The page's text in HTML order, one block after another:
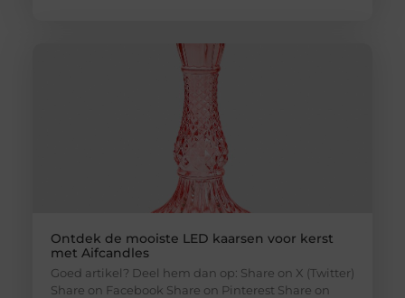
Ontdek de mooiste LED kaarsen voor kerst
met Aifcandles
Goed artikel? Deel hem dan op: Share on X (Twitter)
Share on Facebook Share on Pinterest Share on